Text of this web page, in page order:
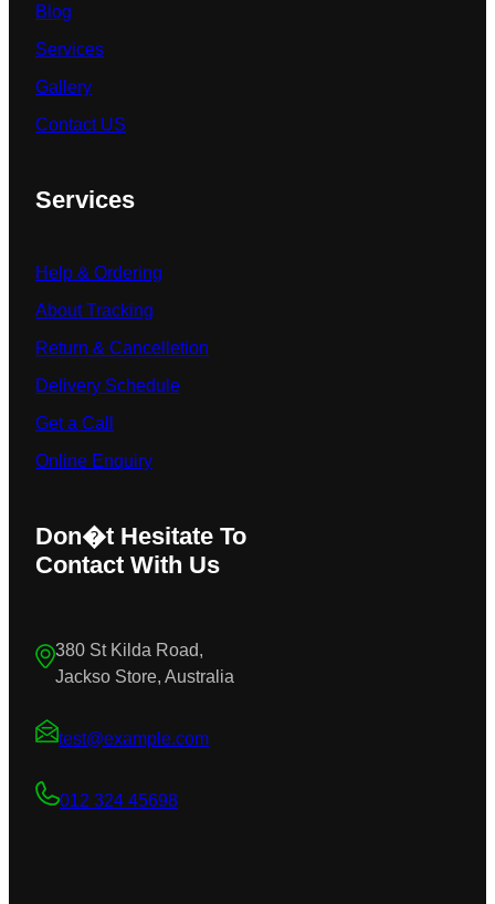
Blog
Services
Gallery
Contact US
Services
Help & Ordering
About Tracking
Return & Cancelletion
Delivery Schedule
Get a Call
Online Enquiry
Don�t Hesitate To
Contact With Us
380 St Kilda Road,
Jackso Store, Australia
test@example.com
012 324 45698